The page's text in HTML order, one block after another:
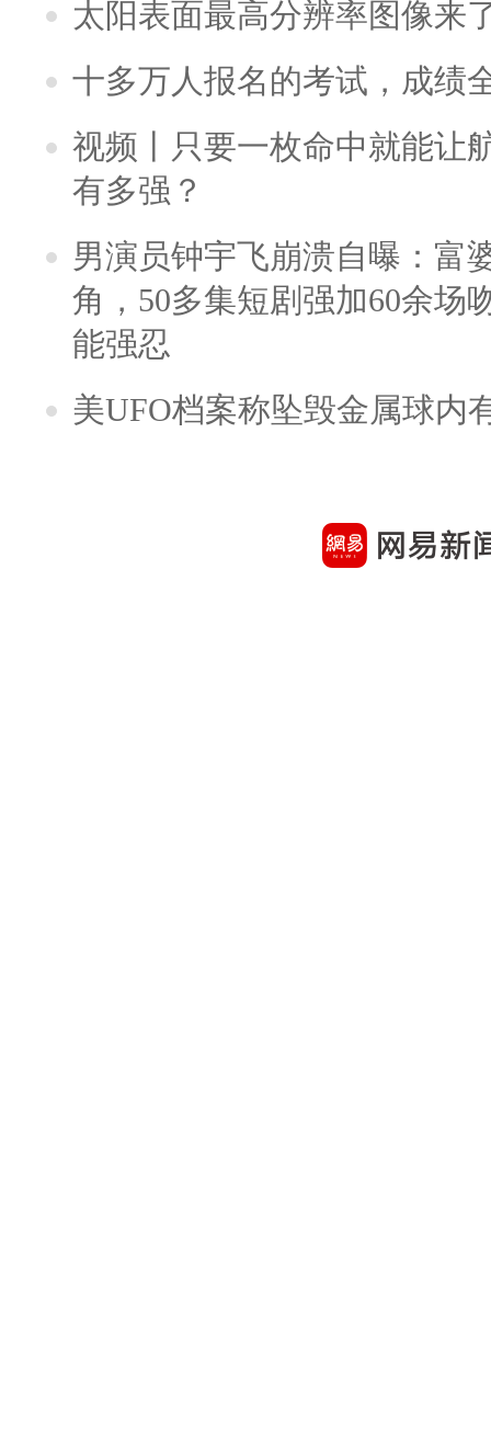
太阳表面最高分辨率图像来
十多万人报名的考试，成绩
视频丨只要一枚命中就能让
有多强？
男演员钟宇飞崩溃自曝：富
角，50多集短剧强加60余场
能强忍
美UFO档案称坠毁金属球内